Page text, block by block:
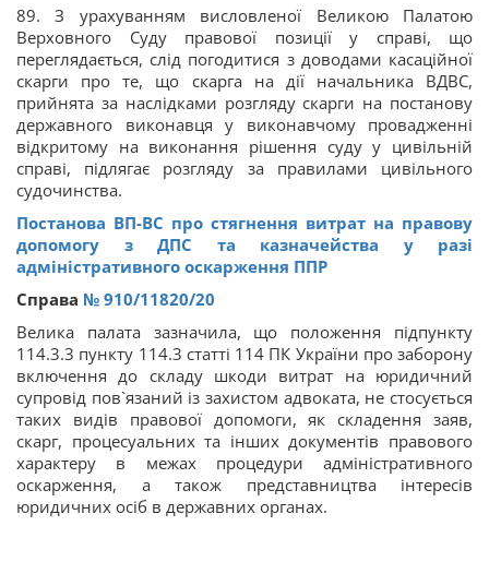
89. З урахуванням висловленої Великою Палатою
Верховного Суду правової позиції у справі, що
переглядається, слід погодитися з доводами касаційної
скарги про те, що скарга на дії начальника ВДВС,
прийнята за наслідками розгляду скарги на постанову
державного виконавця у виконавчому провадженні
відкритому на виконання рішення суду у цивільній
справі, підлягає розгляду за правилами цивільного
судочинства.
Постанова ВП-ВС про стягнення витрат на правову
допомогу з ДПС та казначейства у разі
адміністративного оскарження ППР
Справа № 910/11820/20
Велика палата зазначила, що положення підпункту
114.3.3 пункту 114.3 статті 114 ПК України про заборону
включення до складу шкоди витрат на юридичний
супровід пов`язаний із захистом адвоката, не стосується
таких видів правової допомоги, як складення заяв,
скарг, процесуальних та інших документів правового
характеру в межах процедури адміністративного
оскарження, а також представництва інтересів
юридичних осіб в державних органах.